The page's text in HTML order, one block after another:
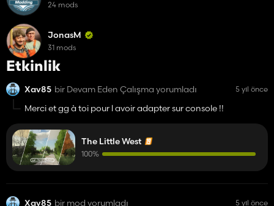
Etkinlik
Xav85 bir Devam Eden Çalışma yorumladı 5 yıl önce
Merci et gg à toi pour l avoir adapter sur console !!
The Little West
100%
Xav85 bir mod yorumladı 5 yıl önce
24 mods
JonasM
31 mods